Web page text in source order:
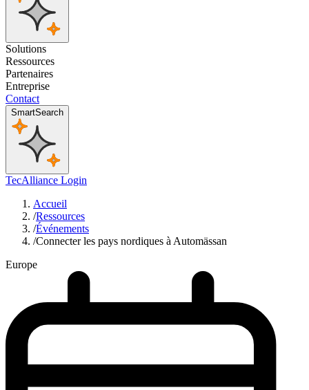
Solutions
Ressources
Partenaires
Entreprise
Contact
SmartSearch
TecAlliance Login
Accueil
/Ressources
/Événements
/Connecter les pays nordiques à Automässan
Europe